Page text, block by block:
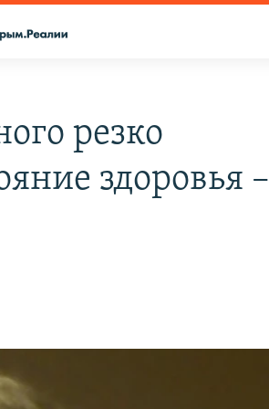
резко
здоровья –